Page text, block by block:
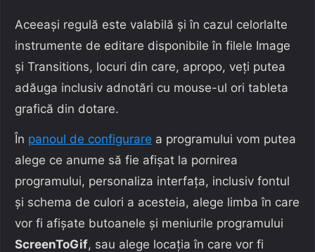
Aceeași regulă este valabilă și în cazul celorlalte
instrumente de editare disponibile în filele Image
și Transitions, locuri din care, apropo, veți putea
adăuga inclusiv adnotări cu mouse-ul ori tableta
grafică din dotare.
În panoul de configurare a programului vom putea
alege ce anume să fie afișat la pornirea
programului, personaliza interfața, inclusiv fontul
și schema de culori a acesteia, alege limba în care
vor fi afișate butoanele și meniurile programului
ScreenToGif, sau alege locația în care vor fi